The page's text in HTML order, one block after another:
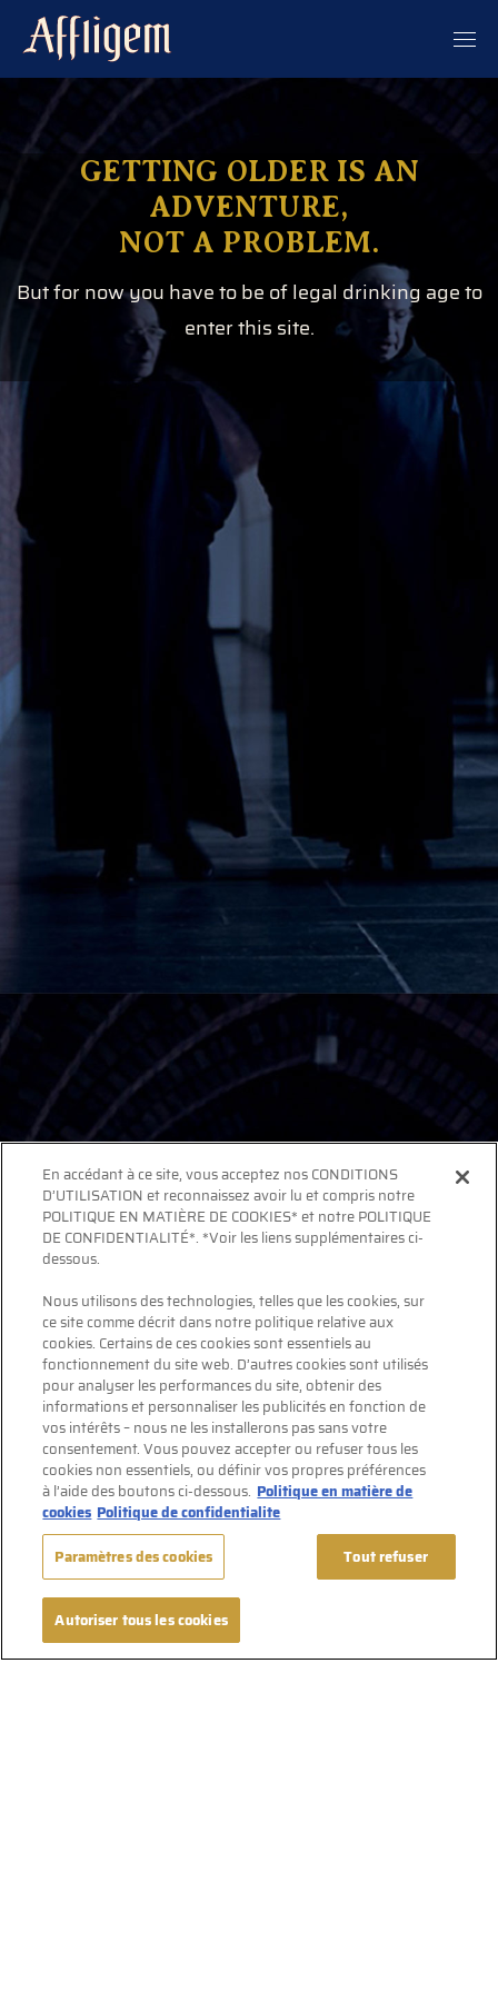
GETTING OLDER IS AN
ADVENTURE,
NOT A PROBLEM.
But for now you have to be of legal drinking age to
enter this site.
Suivez-nous sur Facebook
En accédant à ce site, vous acceptez nos CONDITIONS
D’UTILISATION et reconnaissez avoir lu et compris notre
POLITIQUE EN MATIÈRE DE COOKIES* et notre POLITIQUE
DE CONFIDENTIALITÉ*. *Voir les liens supplémentaires ci-
dessous.
Nous utilisons des technologies, telles que les cookies, sur
ce site comme décrit dans notre politique relative aux
cookies. Certains de ces cookies sont essentiels au
fonctionnement du site web. D’autres cookies sont utilisés
pour analyser les performances du site, obtenir des
informations et personnaliser les publicités en fonction de
vos intérêts – nous ne les installerons pas sans votre
consentement. Vous pouvez accepter ou refuser tous les
cookies non essentiels, ou définir vos propres préférences
à l’aide des boutons ci-dessous. Politique en matière de
cookies Politique de confidentialite
Paramètres des cookies
Tout refuser
Autoriser tous les cookies